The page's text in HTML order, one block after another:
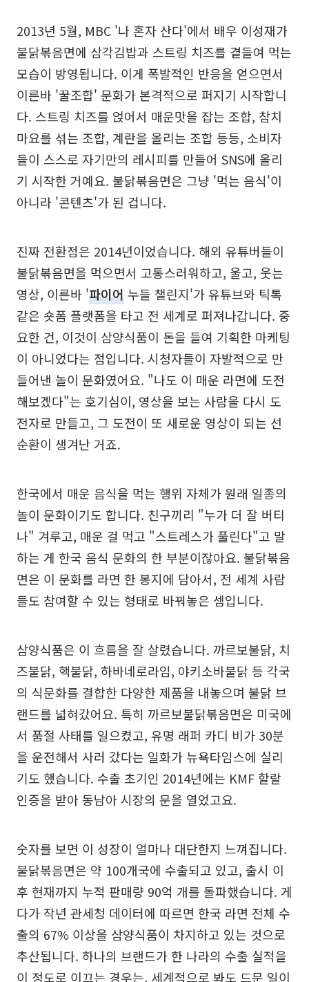
2013년 5월, MBC '나 혼자 산다'에서 배우 이성재가
불닭볶음면에 삼각김밥과 스트링 치즈를 곁들여 먹는
모습이 방영됩니다. 이게 폭발적인 반응을 얻으면서
이른바 '꿀조합' 문화가 본격적으로 퍼지기 시작합니
다. 스트링 치즈를 얹어서 매운맛을 잡는 조합, 참치
마요를 섞는 조합, 계란을 올리는 조합 등등, 소비자
들이 스스로 자기만의 레시피를 만들어 SNS에 올리
기 시작한 거예요. 불닭볶음면은 그냥 '먹는 음식'이
아니라 '콘텐츠'가 된 겁니다.
진짜 전환점은 2014년이었습니다. 해외 유튜버들이
불닭볶음면을 먹으면서 고통스러워하고, 울고, 웃는
영상, 이른바 '파이어 누들 챌린지'가 유튜브와 틱톡
같은 숏폼 플랫폼을 타고 전 세계로 퍼져나갑니다. 중
요한 건, 이것이 삼양식품이 돈을 들여 기획한 마케팅
이 아니었다는 점입니다. 시청자들이 자발적으로 만
들어낸 놀이 문화였어요. "나도 이 매운 라면에 도전
해보겠다"는 호기심이, 영상을 보는 사람을 다시 도
전자로 만들고, 그 도전이 또 새로운 영상이 되는 선
순환이 생겨난 거죠.
한국에서 매운 음식을 먹는 행위 자체가 원래 일종의
놀이 문화이기도 합니다. 친구끼리 "누가 더 잘 버티
나" 겨루고, 매운 걸 먹고 "스트레스가 풀린다"고 말
하는 게 한국 음식 문화의 한 부분이잖아요. 불닭볶음
면은 이 문화를 라면 한 봉지에 담아서, 전 세계 사람
들도 참여할 수 있는 형태로 바꿔놓은 셈입니다.
삼양식품은 이 흐름을 잘 살렸습니다. 까르보불닭, 치
즈불닭, 핵불닭, 하바네로라임, 야키소바불닭 등 각국
의 식문화를 결합한 다양한 제품을 내놓으며 불닭 브
랜드를 넓혀갔어요. 특히 까르보불닭볶음면은 미국에
서 품절 사태를 일으켰고, 유명 래퍼 카디 비가 30분
을 운전해서 사러 갔다는 일화가 뉴욕타임스에 실리
기도 했습니다. 수출 초기인 2014년에는 KMF 할랄
인증을 받아 동남아 시장의 문을 열었고요.
숫자를 보면 이 성장이 얼마나 대단한지 느껴집니다.
불닭볶음면은 약 100개국에 수출되고 있고, 출시 이
후 현재까지 누적 판매량 90억 개를 돌파했습니다. 게
다가 작년 관세청 데이터에 따르면 한국 라면 전체 수
출의 67% 이상을 삼양식품이 차지하고 있는 것으로
추산됩니다. 하나의 브랜드가 한 나라의 수출 실적을
이 정도로 이끄는 경우는, 세계적으로 봐도 드문 일이